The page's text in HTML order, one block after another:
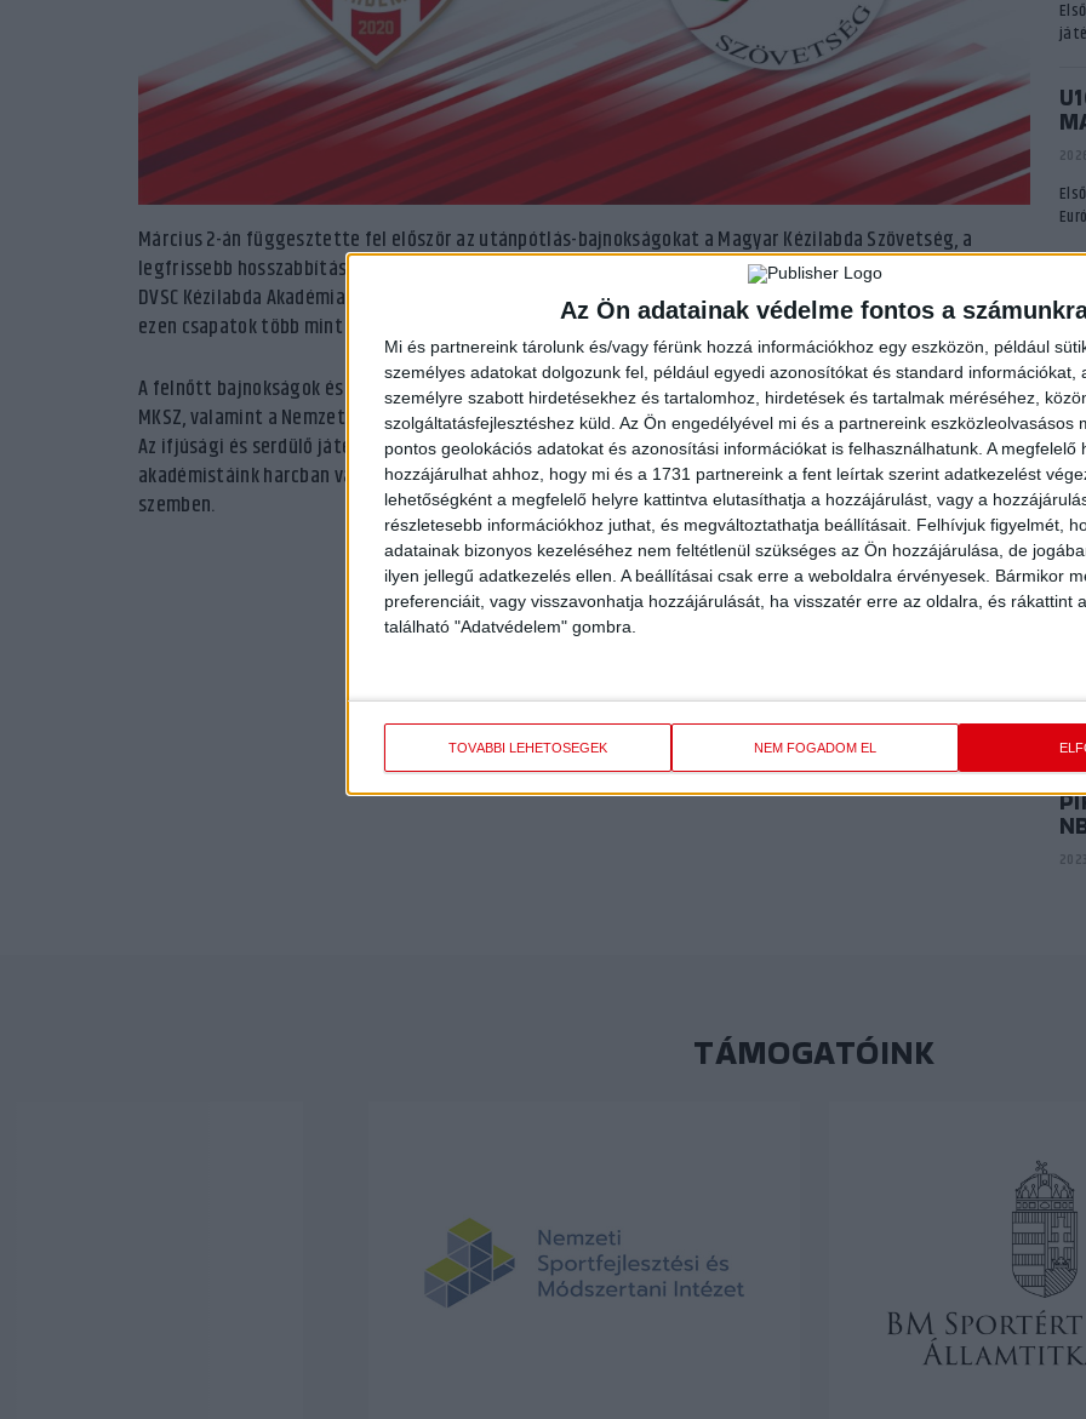
Az Ön adatainak védelme fontos a
Mi és partnereink tárolunk és/vagy férünk hozzá információkhoz egy eszközön, például
személyes adatokat dolgozunk fel, például egyedi azonosítókat és standard információkat,
személyre szabott hirdetésekhez és tartalomhoz, hirdetések és tartalmak méréséhez,
szolgáltatásfejlesztéshez küld. Az Ön engedélyével mi és a partnereink eszközleolvasásos
pontos geolokációs adatokat és azonosítási információkat is felhasználhatunk. A megfelelő
hozzájárulhat ahhoz, hogy mi és a 1731 partnereink a fent leírtak szerint adatkezelést
lehetőségként a megfelelő helyre kattintva elutasíthatja a hozzájárulást, vagy a
részletesebb információkhoz juthat, és megváltoztathatja beállításait. Felhívjuk figyelmét,
adatainak bizonyos kezeléséhez nem feltétlenül szükséges az Ön hozzájárulása, de
ilyen jellegű adatkezelés ellen. A beállításai csak erre a weboldalra érvényesek. Bármikor
preferenciáit, vagy visszavonhatja hozzájárulását, ha visszatér erre az oldalra, és rákattint
található "Adatvédelem" gombra.
TOVÁBBI LEHETŐSÉGEK NEM FOGADOM EL
Március 2-án függesztette fel először az utánpótlás-bajnokságokat a Magyar Kézilabda Szövetség, a
legfrissebb hosszabbítás szerint május 9-ig nem rendezhető mérkőzés az utánpótlás-bajnokságokban. A
DVSC Kézilabda Akadémia hét együttese szerepel ezen sorozatokban (serdülő és ifjúsági korosztályban), így
ezen csapatok több mint két hónapig biztosan nem lépnek pályára.
A felnőtt bajnokságok és kupasorozatok mérkőzései továbbra is sorra kerülhetnek a jogszabályok, illetve az
MKSZ, valamint a Nemzetközi- és Európai Kézilabda Szövetség COVID-protokolljainak szigorú betartásával.
Az ifjúsági és serdülő játékosok alkotta DVSC SCHAEFFLER U22 pályára léphet az NB II. küzdelmeiben,
akadémistáink harcban vannak a bajnoki címért, hátrányuk csupán két pont a listavezető Füzesabonnyal
szemben.
TÁMOGATÓINK